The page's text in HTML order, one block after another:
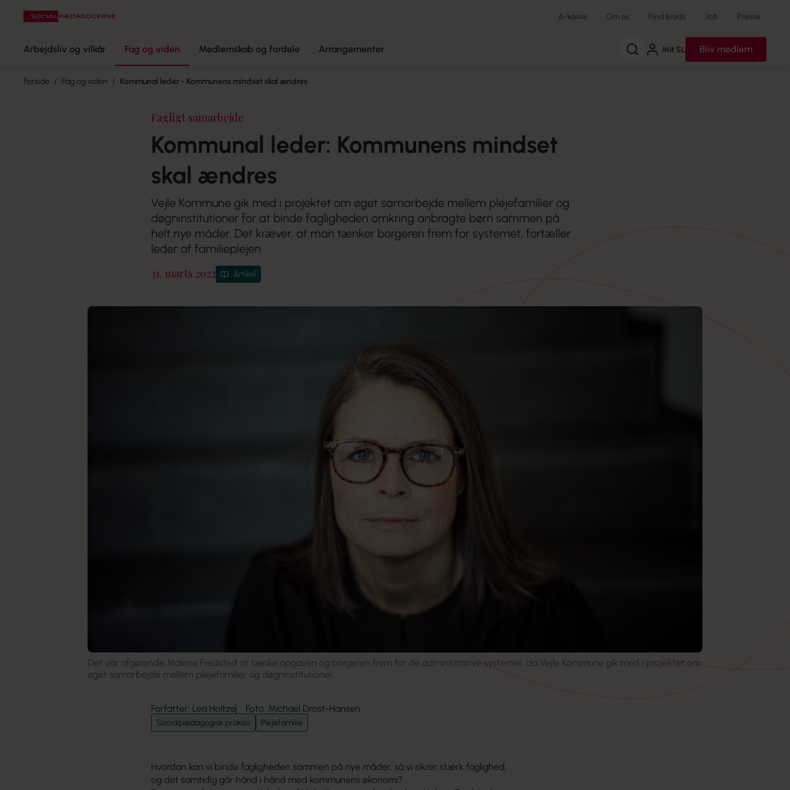
A-kasse Om os Find kreds Job Presse
Arbejdsliv og vilkår Fag og viden Medlemskab og fordele Arrangementer Mit SL Bliv medlem
Forside Fag og viden Kommunal leder - Kommunens mindset skal ændres
Fagligt samarbejde
Kommunal leder: Kommunens mindset
skal ændres
Vejle Kommune gik med i projektet om øget samarbejde mellem plejefamilier og
døgninstitutioner for at binde fagligheden omkring anbragte børn sammen på
helt nye måder. Det kræver, at man tænker borgeren frem for systemet, fortæller
leder af familieplejen
31. marts 2022
Artikel
Det var afgørende Malene Fredsted at tænke opgaven og borgeren frem for de administrative systemer, da Vejle Kommune gik med i projektet om
øget samarbejde mellem plejefamilier og døgninstitutioner.
Forfatter: Lea Holtze Foto: Michael Drost-Hansen
Socialpædagogisk praksis Plejefamilie
Hvordan kan vi binde fagligheden sammen på nye måder, så vi sikrer stærk faglighed,
og det samtidig går hånd i hånd med kommunens økonomi?